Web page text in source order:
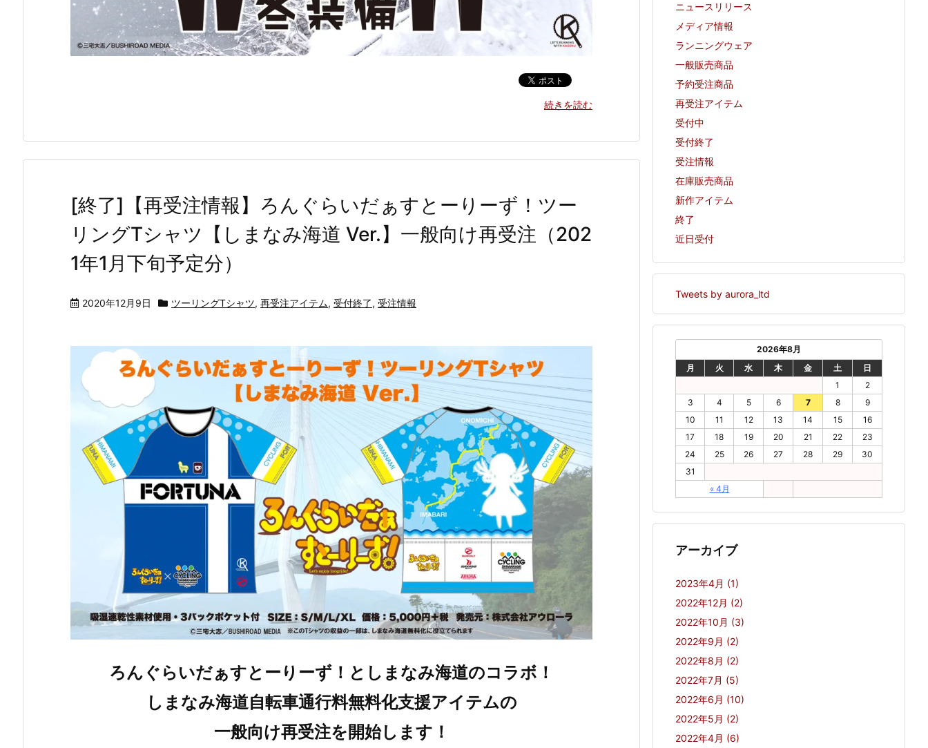
続きを読む
[終了]【再受注情報】ろんぐらいだぁすとーりーず！ツー
リングTシャツ【しまなみ海道 Ver.】一般向け再受注（202
1年1月下旬予定分）
2020年12月9日 ツーリングTシャツ, 再受注アイテム, 受付終了, 受注情報
ろんぐらいだぁすとーりーず！としまなみ海道のコラボ！
しまなみ海道自転車通行料無料化支援アイテムの
一般向け再受注を開始します！
ニュースリリース
メディア情報
ランニングウェア
一般販売商品
予約受注商品
再受注アイテム
受付中
受付終了
受注情報
在庫販売商品
新作アイテム
終了
近日受付
Tweets by aurora_ltd
2026年8月
月
火 水 木 金 土 日
« 4月
1
2
3
4 5 6 7 8
9
10
11 12 13 14 15
16
17
18 19 20 21 22
23
24
25 26 27 28 29
30
31
アーカイブ
2023年4月 (1)
2022年12月 (2)
2022年10月 (3)
2022年9月 (2)
2022年8月 (2)
2022年7月 (5)
2022年6月 (10)
2022年5月 (2)
2022年4月 (6)